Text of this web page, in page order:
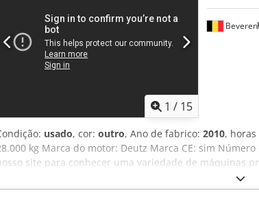
1 / 15
Beveren
usado, cor: outro, Ano de fabrico: 2010,
kg Marca do motor: Deutz Marca CE: sim
site para conhecer uma variedade de máquinas
disponíveis além das listadas online, então sinta-se à
momento. Todas as nossas máquinas são